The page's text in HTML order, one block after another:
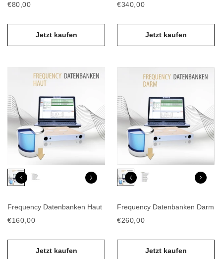
€80,00
Jetzt kaufen
€340,00
Jetzt kaufen
Frequency Datenbanken Haut
€160,00
Jetzt kaufen
Frequency Datenbanken Darm
€260,00
Jetzt kaufen